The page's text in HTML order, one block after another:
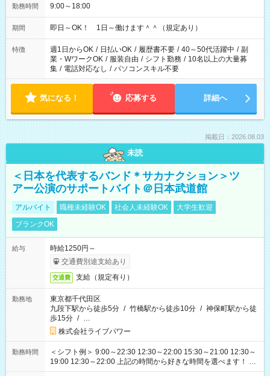
勤務時間 9:00～18:00
期間 即日～OK！ 1日～働けます＾＾（規定あり）
特徴 週1日からOK / 日払いOK / 履歴書不要 / 40～50代活躍中 / 副
業・WワークOK / 服装自由 / シフト勤務 / 10名以上の大量募
集 / 電話対応なし / パソコンスキル不要
気になる！ 応募する 詳細へ
掲載日：2026.08.03
未読
＜日本を代表するバンド＊サカナクション＞ツ
アー公演のサポートバイト＠日本武道館
アルバイト 職種未経験OK 社会人未経験OK
大学生歓迎
ブランクOK
給与
時給1250円～
交通費別途支給あり
交通費 支給（規定有り）
勤務地
東京都千代田区
九段下駅から徒歩5分 / 竹橋駅から徒歩10分 / 神保町駅から徒
歩15分 / …
株式会社ライブパワー
勤務時間
＜シフト例＞ 9:00～22:30 12:30～22:00 15:30～21:00 12:30～
19:00 12:30～22:00 上記の時間から好きな時間を選べます！ ※
時間は変更となる可能性があります